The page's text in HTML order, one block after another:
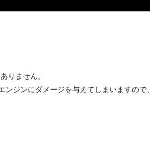
りません。
ジンにダメージを与えてしまいますので、